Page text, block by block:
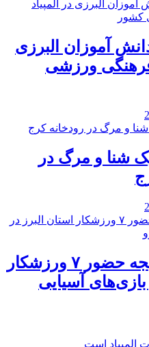
آموزان البرزی
فرهنگی ورزشی
شنا و مرگ در
۲ مدال برنز نتیجه حضور ۷ ورزشکار
بازی‌های آسیایی